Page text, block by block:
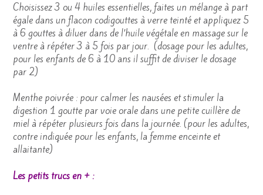
Choisissez 3 ou 4 huiles essentielles, faites un mélange à part
égale dans un flacon codigouttes à verre teinté et appliquez 5
à 6 gouttes à diluer dans de l’huile végétale en massage sur le
ventre à répéter 3 à 5 fois par jour. (dosage pour les adultes,
pour les enfants de 6 à 10 ans il suffit de diviser le dosage
par 2)
Menthe poivrée : pour calmer les nausées et stimuler la
digestion 1 goutte par voie orale dans une petite cuillère de
miel à répéter plusieurs fois dans la journée. (pour les adultes,
contre indiquée pour les enfants, la femme enceinte et
allaitante)
Les petits trucs en + :